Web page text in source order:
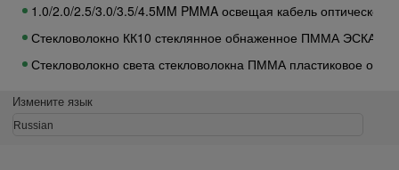
1.0/2.0/2.5/3.0/3.5/4.5MM PMMA освещая кабель
Стекловолокно КК10 стеклянное обнаженное ПММА ЭСКА
Стекловолокно света стекловолокна ПММА пластиковое
Ядра портативный ФТТХ ядра 2 ядра 8 наличия 12
Измените язык
Russian